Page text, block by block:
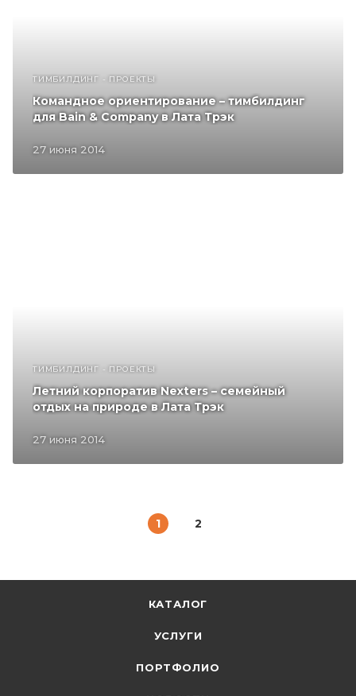
ТИМБИЛДИНГ - ПРОЕКТЫ
27 июня 2014
Командное ориентирование – тимбилдинг
для Bain & Company в Лата Трэк
ТИМБИЛДИНГ - ПРОЕКТЫ
27 июня 2014
Летний корпоратив Nexters – семейный
отдых на природе в Лата Трэк
1 2
КАТАЛОГ
УСЛУГИ
ПОРТФОЛИО